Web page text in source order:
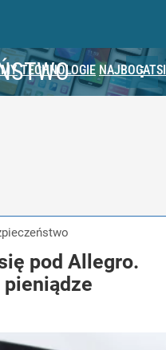
TECHNOLOGIE NAJBOGATSI
pod Allegro.